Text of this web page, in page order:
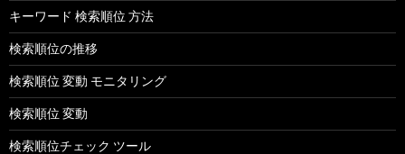
キーワード 検索順位 方法
検索順位の推移
検索順位 変動 モニタリング
検索順位 変動
検索順位チェック ツール